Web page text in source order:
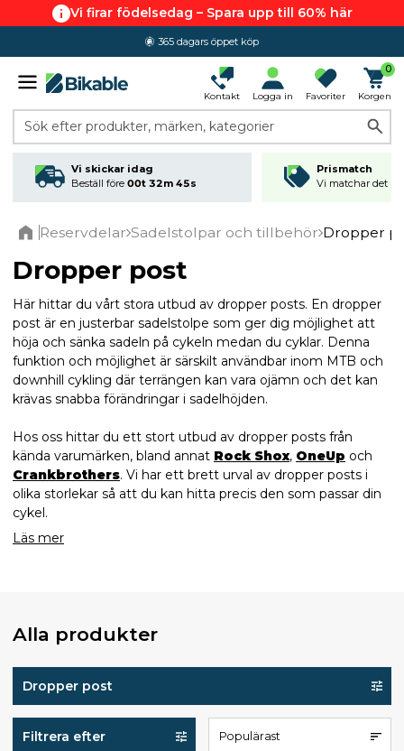
Vi firar födelsedag – Spara upp till 60% här
365 dagars öppet köp
4.6 av 5.0
Kontakt Logga in Favoriter
0
Korgen
Sök efter produkter, märken, kategorier
Vi skickar idag
Beställ före 00t 32m 45s
Prismatch
Vi matchar det
Reservdelar Sadelstolpar och tillbehör Dropper
Dropper post
Här hittar du vårt stora utbud av dropper posts. En dropper
post är en justerbar sadelstolpe som ger dig möjlighet att
höja och sänka sadeln på cykeln medan du cyklar. Denna
funktion och möjlighet är särskilt användbar inom MTB och
downhill cykling där terrängen kan vara ojämn och det kan
krävas snabba förändringar i sadelhöjden.
Hos oss hittar du ett stort utbud av dropper posts från
kända varumärken, bland annat Rock Shox, OneUp och
Crankbrothers. Vi har ett brett urval av dropper posts i
olika storlekar så att du kan hitta precis den som passar din
cykel.
Läs mer
Alla produkter
Dropper post
Filtrera efter Populärast